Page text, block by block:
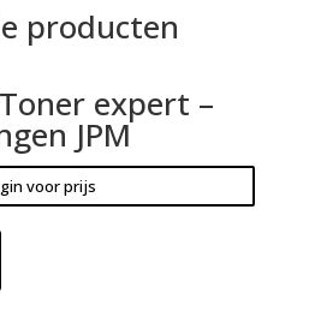
producten
expert –
JPM
voor prijs